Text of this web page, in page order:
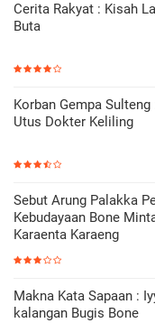
Cerita Rakyat : Kisah
Buta
Korban Gempa
Utus Dokter Keliling
Sebut Arung Palakka
Kebudayaan Bone
Karaenta Karaeng
Makna Kata Sapaan :
kalangan Bugis Bone